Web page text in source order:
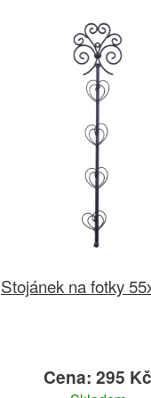
Stojánek na fotky
Cena: 295 Kč